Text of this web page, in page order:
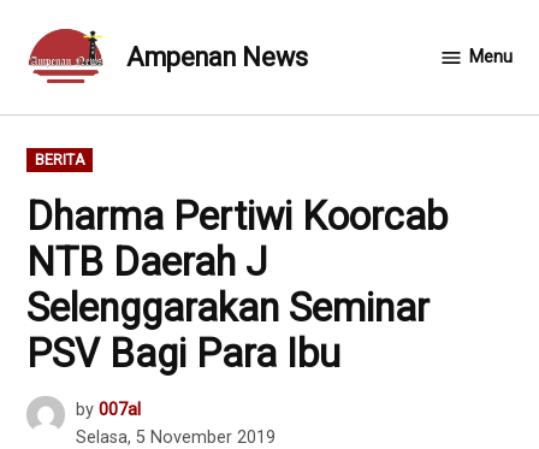
content
Ampenan News Menu
POSTED
IN
BERITA
Dharma Pertiwi Koorcab
NTB Daerah J
Selenggarakan Seminar
PSV Bagi Para Ibu
by 007al
Selasa, 5 November 2019